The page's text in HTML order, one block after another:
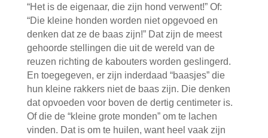
“Het is de eigenaar, die zijn hond verwent!” Of:
“Die kleine honden worden niet opgevoed en
denken dat ze de baas zijn!” Dat zijn de meest
gehoorde stellingen die uit de wereld van de
reuzen richting de kabouters worden geslingerd.
En toegegeven, er zijn inderdaad “baasjes” die
hun kleine rakkers niet de baas zijn. Die denken
dat opvoeden voor boven de dertig centimeter is.
Of die de “kleine grote monden” om te lachen
vinden. Dat is om te huilen, want heel vaak zijn